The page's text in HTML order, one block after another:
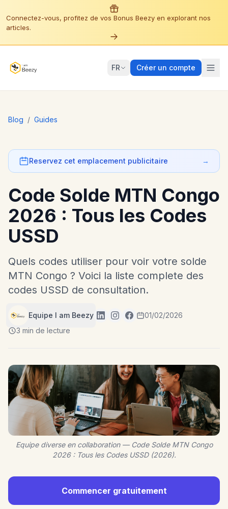
Connectez-vous, profitez de vos Bonus Beezy en explorant nos
articles.
FR Créer un compte
Blog / Guides
Reservez cet emplacement publicitaire →
Code Solde MTN Congo
2026 : Tous les Codes
USSD
Quels codes utiliser pour voir votre solde
MTN Congo ? Voici la liste complete des
codes USSD de consultation.
Equipe I am Beezy
01/02/2026
3 min de lecture
Equipe diverse en collaboration — Code Solde MTN Congo
2026 : Tous les Codes USSD (2026).
Commencer gratuitement